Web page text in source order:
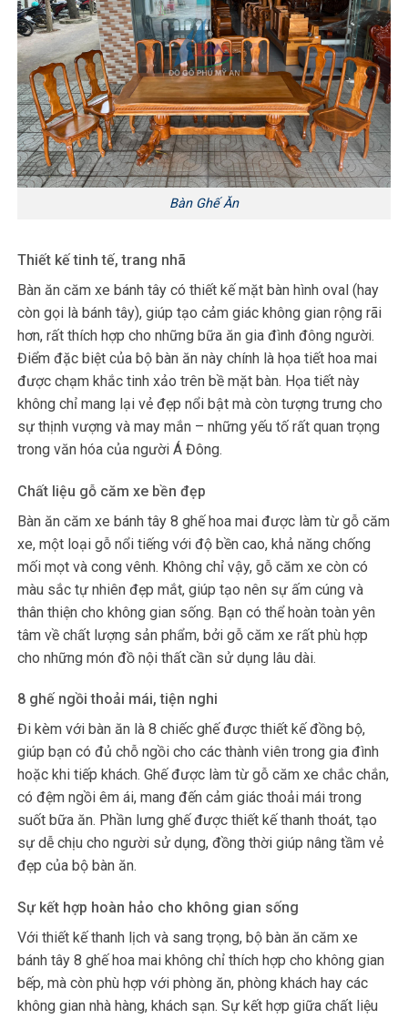
Bàn Ghế Ăn
Thiết kế tinh tế, trang nhã
Bàn ăn căm xe bánh tây có thiết kế mặt bàn hình oval (hay
còn gọi là bánh tây), giúp tạo cảm giác không gian rộng rãi
hơn, rất thích hợp cho những bữa ăn gia đình đông người.
Điểm đặc biệt của bộ bàn ăn này chính là họa tiết hoa mai
được chạm khắc tinh xảo trên bề mặt bàn. Họa tiết này
không chỉ mang lại vẻ đẹp nổi bật mà còn tượng trưng cho
sự thịnh vượng và may mắn – những yếu tố rất quan trọng
trong văn hóa của người Á Đông.
Chất liệu gỗ căm xe bền đẹp
Bàn ăn căm xe bánh tây 8 ghế hoa mai được làm từ gỗ căm
xe, một loại gỗ nổi tiếng với độ bền cao, khả năng chống
mối mọt và cong vênh. Không chỉ vậy, gỗ căm xe còn có
màu sắc tự nhiên đẹp mắt, giúp tạo nên sự ấm cúng và
thân thiện cho không gian sống. Bạn có thể hoàn toàn yên
tâm về chất lượng sản phẩm, bởi gỗ căm xe rất phù hợp
cho những món đồ nội thất cần sử dụng lâu dài.
8 ghế ngồi thoải mái, tiện nghi
Đi kèm với bàn ăn là 8 chiếc ghế được thiết kế đồng bộ,
giúp bạn có đủ chỗ ngồi cho các thành viên trong gia đình
hoặc khi tiếp khách. Ghế được làm từ gỗ căm xe chắc chắn,
có đệm ngồi êm ái, mang đến cảm giác thoải mái trong
suốt bữa ăn. Phần lưng ghế được thiết kế thanh thoát, tạo
sự dễ chịu cho người sử dụng, đồng thời giúp nâng tầm vẻ
đẹp của bộ bàn ăn.
Sự kết hợp hoàn hảo cho không gian sống
Với thiết kế thanh lịch và sang trọng, bộ bàn ăn căm xe
bánh tây 8 ghế hoa mai không chỉ thích hợp cho không gian
bếp, mà còn phù hợp với phòng ăn, phòng khách hay các
không gian nhà hàng, khách sạn. Sự kết hợp giữa chất liệu